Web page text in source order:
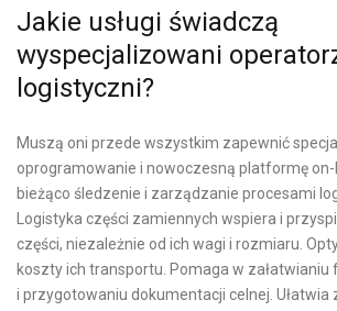
Jakie usługi świadczą
wyspecjalizowani
logistyczni?
Muszą oni przede wszystkim zapewnić
oprogramowanie i nowoczesną platformę
bieżąco śledzenie i zarządzanie procesami
Logistyka części zamiennych wspiera i
części, niezależnie od ich wagi i rozmiaru.
koszty ich transportu. Pomaga w załatwianiu
i przygotowaniu dokumentacji celnej. Ułatwia